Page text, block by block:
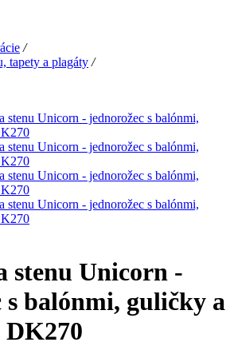
/
tapety a plagáty /
stenu Unicorn -
s balónmi, guličky a